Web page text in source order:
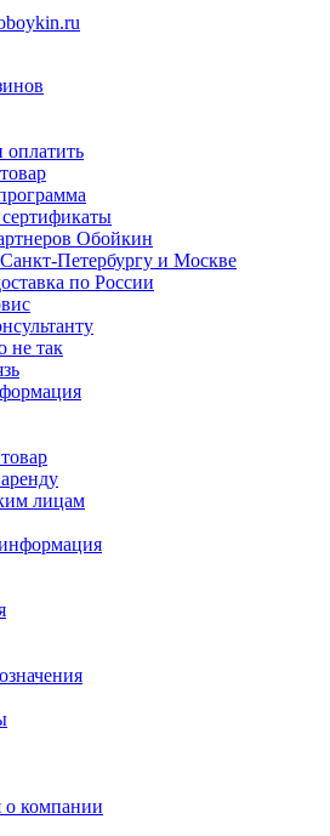
оплатить
Обойкин
Петербургу и Москве
по России
не так
лицам
компании